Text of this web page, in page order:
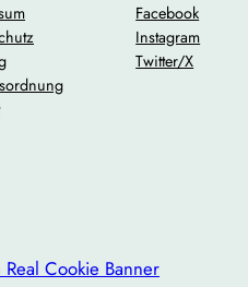
Facebook
Instagram
Twitter/X
Cookie Banner